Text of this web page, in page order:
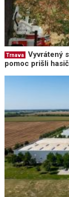
Trnava
Vyvrátený
pomoc prišli